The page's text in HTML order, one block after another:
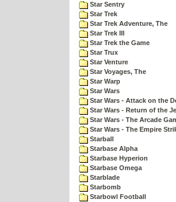
Star Sentry
Star Trek
Star Trek Adventure, The
Star Trek III
Star Trek the Game
Star Trux
Star Venture
Star Voyages, The
Star Warp
Star Wars
Star Wars - Attack on the
Star Wars - Return of the
Star Wars - The Arcade
Star Wars - The Empire
Starball
Starbase Alpha
Starbase Hyperion
Starbase Omega
Starblade
Starbomb
Starbowl Football